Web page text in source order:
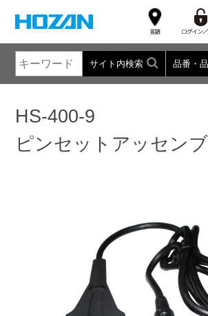
サイト内検索 品番・
HS-400-9
ピンセットアッセン